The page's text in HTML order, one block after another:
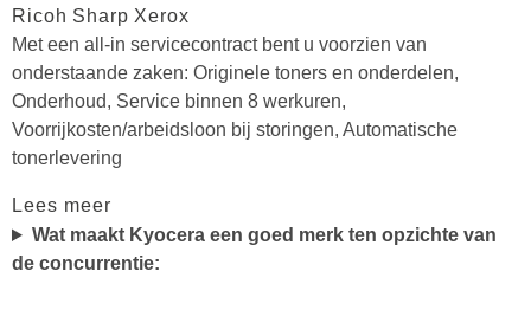
Ricoh Sharp Xerox
Met een all-in servicecontract bent u voorzien van
onderstaande zaken: Originele toners en onderdelen,
Onderhoud, Service binnen 8 werkuren,
Voorrijkosten/arbeidsloon bij storingen, Automatische
tonerlevering
Lees meer
Wat maakt Kyocera een goed merk ten opzichte van
de concurrentie: